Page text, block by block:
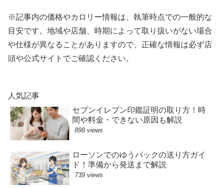
※記事内の価格やカロリー情報は、執筆時点での一般的な
目安です。地域や店舗、時期によって取り扱いがない場合
や仕様が異なることがありますので、正確な情報は必ず店
頭や公式サイトでご確認ください。
人気記事
セブンイレブン印鑑証明の取り方！時
間や料金・できない原因も解説
898 views
ローソンでのゆうパックの送り方ガイ
ド！準備から発送まで解説
739 views